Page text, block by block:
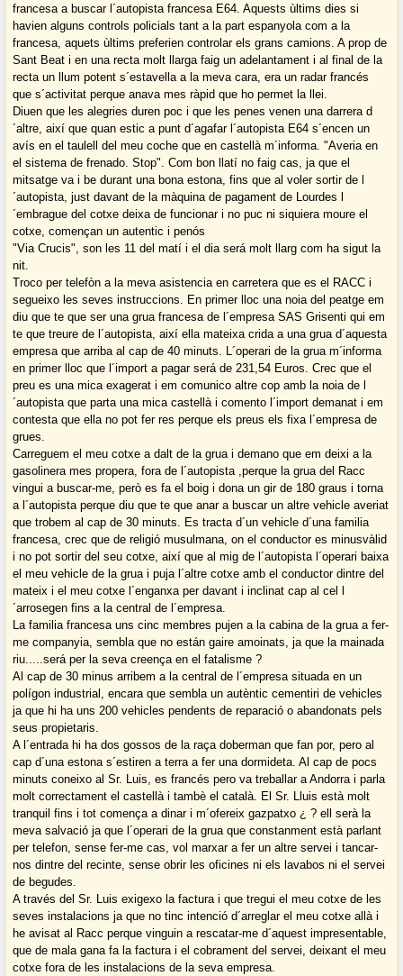
francesa a buscar l´autopista francesa E64. Aquests ùltims dies si
havien alguns controls policials tant a la part espanyola com a la
francesa, aquets ùltims preferien controlar els grans camions. A prop de
Sant Beat i en una recta molt llarga faig un adelantament i al final de la
recta un llum potent s´estavella a la meva cara, era un radar francés
que s´activitat perque anava mes ràpid que ho permet la llei.
Diuen que les alegries duren poc i que les penes venen una darrera d
´altre, així que quan estic a punt d´agafar l´autopista E64 s´encen un
avís en el taulell del meu coche que en castellà m´informa. "Averia en
el sistema de frenado. Stop". Com bon llatí no faig cas, ja que el
mitsatge va i be durant una bona estona, fins que al voler sortir de l
´autopista, just davant de la màquina de pagament de Lourdes l
´embrague del cotxe deixa de funcionar i no puc ni siquiera moure el
cotxe, començan un autentic i penós
"Via Crucis", son les 11 del matí i el dia será molt llarg com ha sigut la
nit.
Troco per telefòn a la meva asistencia en carretera que es el RACC i
segueixo les seves instruccions. En primer lloc una noia del peatge em
diu que te que ser una grua francesa de l´empresa SAS Grisenti qui em
te que treure de l´autopista, així ella mateixa crida a una grua d´aquesta
empresa que arriba al cap de 40 minuts. L´operari de la grua m´informa
en primer lloc que l´import a pagar será de 231,54 Euros. Crec que el
preu es una mica exagerat i em comunico altre cop amb la noia de l
´autopista que parta una mica castellà i comento l´import demanat i em
contesta que ella no pot fer res perque els preus els fixa l´empresa de
grues.
Carreguem el meu cotxe a dalt de la grua i demano que em deixi a la
gasolinera mes propera, fora de l´autopista ,perque la grua del Racc
vingui a buscar-me, però es fa el boig i dona un gir de 180 graus i torna
a l´autopista perque diu que te que anar a buscar un altre vehicle averiat
que trobem al cap de 30 minuts. Es tracta d´un vehicle d´una familia
francesa, crec que de religió musulmana, on el conductor es minusvàlid
i no pot sortir del seu cotxe, així que al mig de l´autopista l´operari baixa
el meu vehicle de la grua i puja l´altre cotxe amb el conductor dintre del
mateix i el meu cotxe l´enganxa per davant i inclinat cap al cel l
´arrosegen fins a la central de l´empresa.
La familia francesa uns cinc membres pujen a la cabina de la grua a fer-
me companyia, sembla que no están gaire amoinats, ja que la mainada
riu.....será per la seva creença en el fatalisme ?
Al cap de 30 minus arribem a la central de l´empresa situada en un
polígon industrial, encara que sembla un autèntic cementiri de vehicles
ja que hi ha uns 200 vehicles pendents de reparació o abandonats pels
seus propietaris.
A l´entrada hi ha dos gossos de la raça doberman que fan por, pero al
cap d´una estona s´estiren a terra a fer una dormideta. Al cap de pocs
minuts coneixo al Sr. Luis, es francés pero va treballar a Andorra i parla
molt correctament el castellà i tambè el català. El Sr. Lluis està molt
tranquil fins i tot comença a dinar i m´ofereix gazpatxo ¿ ? ell serà la
meva salvació ja que l´operari de la grua que constanment està parlant
per telefon, sense fer-me cas, vol marxar a fer un altre servei i tancar-
nos dintre del recinte, sense obrir les oficines ni els lavabos ni el servei
de begudes.
A través del Sr. Luis exigexo la factura i que tregui el meu cotxe de les
seves instalacions ja que no tinc intenció d´arreglar el meu cotxe allà i
he avisat al Racc perque vinguin a rescatar-me d´aquest impresentable,
que de mala gana fa la factura i el cobrament del servei, deixant el meu
cotxe fora de les instalacions de la seva empresa.